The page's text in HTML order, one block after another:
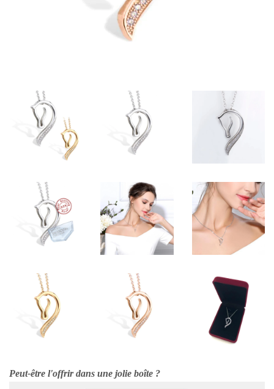
Peut-être l'offrir dans une jolie boîte ?